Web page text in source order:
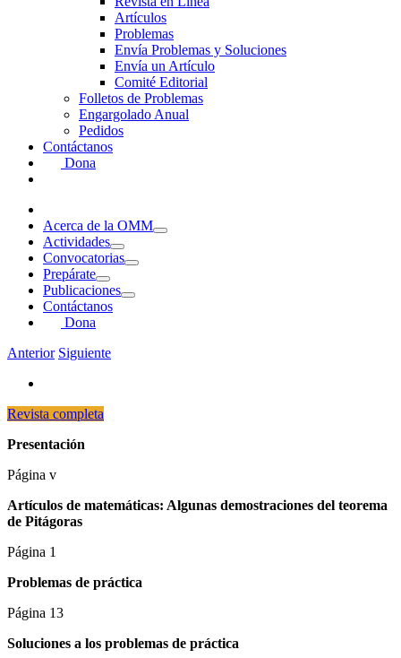
Artículos
Problemas
Envía Problemas y Soluciones
Envía un Artículo
Comité Editorial
Folletos de Problemas
Engargolado Anual
Pedidos
Contáctanos
Dona
Acerca de la OMM
Actividades
Convocatorias
Prepárate
Publicaciones
Contáctanos
Dona
Anterior Siguiente
Revista completa
Presentación
Página v
Artículos de matemáticas: Algunas demostraciones del teorema
de Pitágoras
Página 1
Problemas de práctica
Página 13
Soluciones a los problemas de práctica